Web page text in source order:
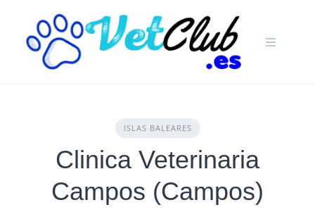
content
ISLAS BALEARES
Clinica Veterinaria
Campos (Campos)